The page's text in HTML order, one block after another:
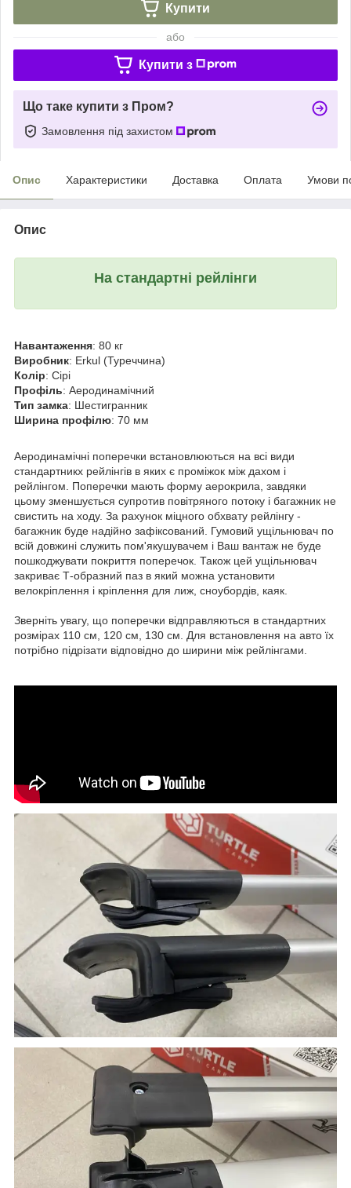
Купити
або
Купити з
Що таке купити з Пром?
Замовлення під захистом
Опис Характеристики Доставка Оплата Умови
Опис
На стандартні рейлінги
Навантаження: 80 кг
Виробник: Erkul (Туреччина)
Колір: Сірі
Профіль: Аеродинамічний
Тип замка: Шестигранник
Ширина профілю: 70 мм
Аеродинамічні поперечки встановлюються на всі види
стандартникх рейлінгів в яких є проміжок між дахом і
рейлінгом. Поперечки мають форму аерокрила, завдяки
цьому зменшується супротив повітряного потоку і багажник не
свистить на ходу. За рахунок міцного обхвату рейлінгу -
багажник буде надійно зафіксований. Гумовий ущільнювач по
всій довжині служить пом'якушувачем і Ваш вантаж не буде
пошкоджувати покриття поперечок. Також цей ущільнювач
закриває Т-образний паз в який можна установити
велокріплення і кріплення для лиж, сноубордів, каяк.
Зверніть увагу, що поперечки відправляються в стандартних
розмірах 110 см, 120 см, 130 см. Для встановлення на авто їх
потрібно підрізати відповідно до ширини між рейлінгами.